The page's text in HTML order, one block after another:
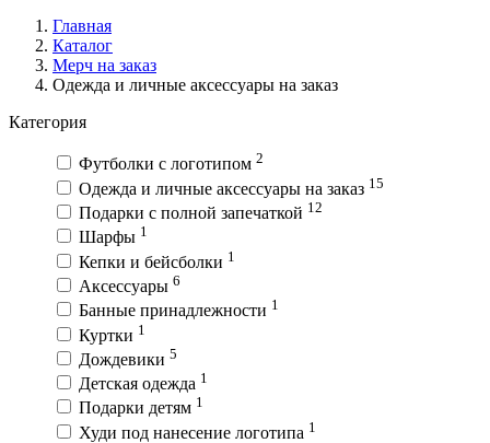
Главная
Каталог
Мерч на заказ
Одежда и личные аксессуары на заказ
Категория
Футболки с логотипом 2
Одежда и личные аксессуары на заказ 15
Подарки с полной запечаткой 12
Шарфы 1
Кепки и бейсболки 1
Аксессуары 6
Банные принадлежности 1
Куртки 1
Дождевики 5
Детская одежда 1
Подарки детям 1
Худи под нанесение логотипа 1